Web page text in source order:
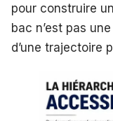
pour construire
bac n’est pas
d’une trajectoire